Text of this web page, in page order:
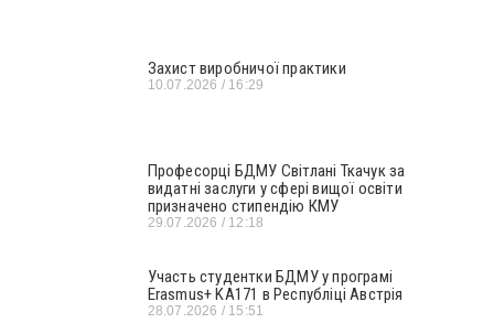
Захист виробничої практики
10.07.2026 16:29
Професорці БДМУ Світлані Ткачук за
видатні заслуги у сфері вищої освіти
призначено стипендію КМУ
29.07.2026 12:18
Участь студентки БДМУ у програмі
Erasmus+ KA171 в Республіці Австрія
28.07.2026 15:51